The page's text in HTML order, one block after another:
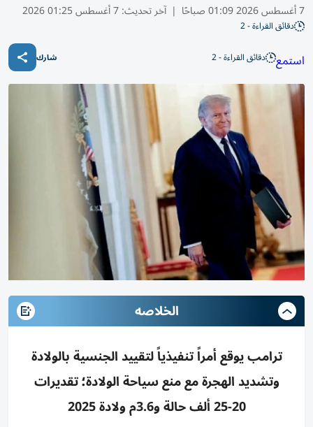
7 أغسطس 2026 01:09 صباحًا | آخر تحديث:7 أغسطس 01:25 2026
دقائق القراءة - 2
استمع دقائق القراءة - 2 شارك
الخلاصه
ترامب يوقع أمراً تنفيذياً لتقييد الجنسية بالولادة
وتشديد الهجرة مع منع سياحة الولادة؛ تقديرات
20-25 ألف حالة و3.6م ولادة 2025